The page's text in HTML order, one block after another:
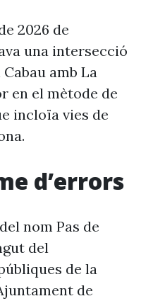
2026 de
una intersecció
amb La
en el mètode de
incloïa vies de
d’errors
nom Pas de
del
de la
de